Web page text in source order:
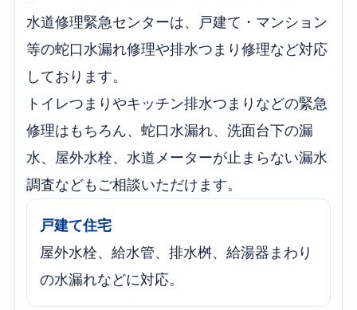
水道修理緊急センターは、戸建て・マンション
等の蛇口水漏れ修理や排水つまり修理など対応
しております。
トイレつまりやキッチン排水つまりなどの緊急
修理はもちろん、蛇口水漏れ、洗面台下の漏
水、屋外水栓、水道メーターが止まらない漏水
調査などもご相談いただけます。
戸建て住宅
屋外水栓、給水管、排水桝、給湯器まわり
の水漏れなどに対応。